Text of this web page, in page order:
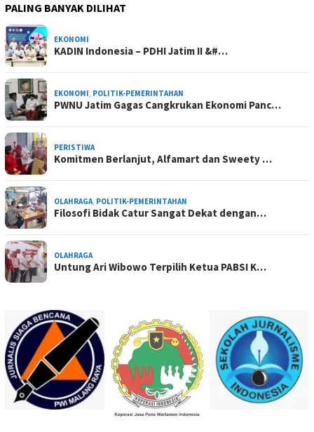
PALING BANYAK DILIHAT
EKONOMI
KADIN Indonesia – PDHI Jatim II &#…
EKONOMI, POLITIK-PEMERINTAHAN
PWNU Jatim Gagas Cangkrukan Ekonomi Panc…
PERISTIWA
Komitmen Berlanjut, Alfamart dan Sweety …
OLAHRAGA, POLITIK-PEMERINTAHAN
Filosofi Bidak Catur Sangat Dekat dengan…
OLAHRAGA
Untung Ari Wibowo Terpilih Ketua PABSI K…